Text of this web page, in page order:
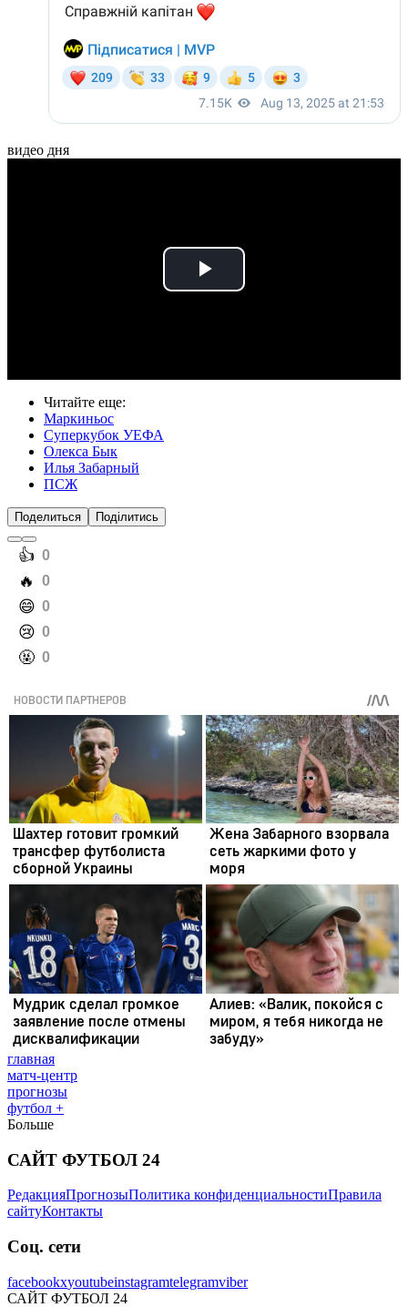
видео дня
Play
Читайте еще:
Маркиньос
Суперкубок УЕФА
Олекса Бык
Илья Забарный
ПСЖ
Поделиться Поділитись
️👍 0
️🔥 0
️😄 0
️😢 0
️🤬 0
главная
матч-центр
прогнозы
футбол +
Больше
САЙТ ФУТБОЛ 24
РедакцияПрогнозыПолитика конфиденциальностиПравила
сайтуКонтакты
Соц. сети
facebookxyoutubeinstagramtelegramviber
САЙТ ФУТБОЛ 24